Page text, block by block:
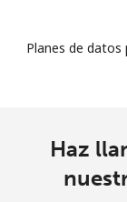
Planes de
Haz